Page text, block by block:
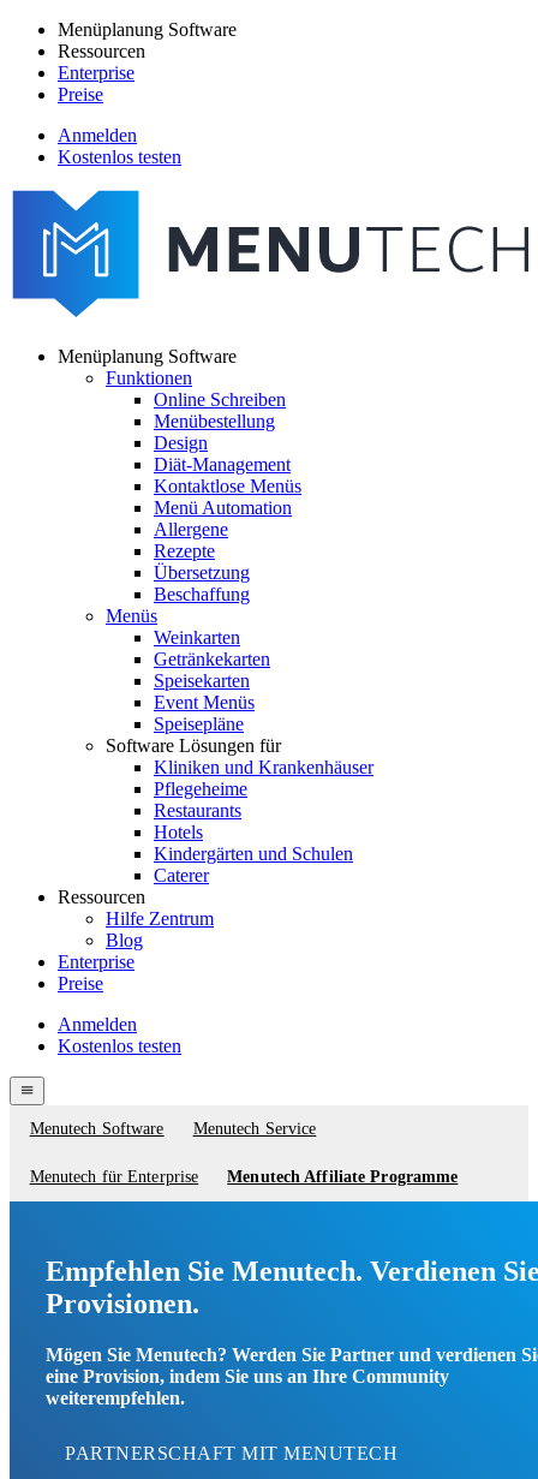
Direkt
zum
Inhalt
Main
navigation
Menüplanung Software
Ressourcen
Enterprise
Preise
menutech
navigation
Anmelden
Kostenlos testen
navigation
Menüplanung Software
Funktionen
Online Schreiben
Menübestellung
Design
Diät-Management
Kontaktlose Menüs
Menü Automation
Allergene
Rezepte
Übersetzung
Beschaffung
Menüs
Weinkarten
Getränkekarten
Speisekarten
Event Menüs
Speisepläne
Software Lösungen für
Kliniken und Krankenhäuser
Pflegeheime
Restaurants
Hotels
Kindergärten und Schulen
Caterer
Ressourcen
Hilfe Zentrum
Blog
Enterprise
Preise
Menutech
navigation
Anmelden
Kostenlos testen
menu
Service
menu
Menutech Software Menutech Service
Menutech für Enterprise Menutech Affiliate Programme
Empfehlen Sie Menutech. Verdienen
Provisionen.
Mögen Sie Menutech? Werden Sie Partner und verdienen
eine Provision, indem Sie uns an Ihre Community
weiterempfehlen.
PARTNERSCHAFT MIT MENUTECH